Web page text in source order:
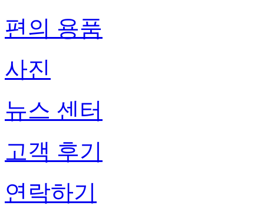
편의 용품
사진
뉴스 센터
고객 후기
연락하기